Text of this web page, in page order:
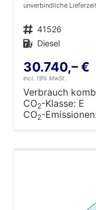
unverbindliche
Fahrzeugnr. 41526
Kraftstoff Diesel
30.740,– €
incl. 19% MwSt.
Verbrauch
CO2-Klasse: E
CO2-Emissionen: